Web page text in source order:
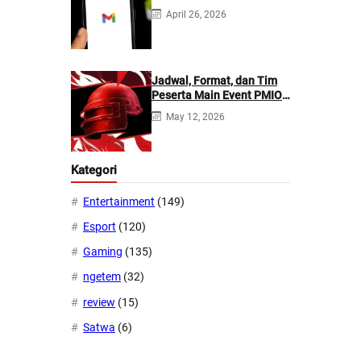
April 26, 2026
Jadwal, Format, dan Tim
Peserta Main Event PMIO
2026
May 12, 2026
Kategori
Entertainment (149)
Esport (120)
Gaming (135)
ngetem (32)
review (15)
Satwa (6)